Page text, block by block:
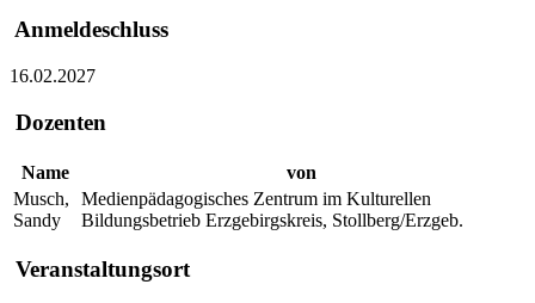
Anmeldeschluss
16.02.2027
Dozenten
Name
von
Musch,
Sandy
Medienpädagogisches Zentrum im Kulturellen
Bildungsbetrieb Erzgebirgskreis, Stollberg/Erzgeb.
Veranstaltungsort